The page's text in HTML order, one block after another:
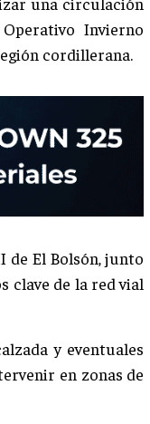
Invierno
cordillerana.
de El Bolsón, junto
clave de la red vial
y eventuales
en zonas de